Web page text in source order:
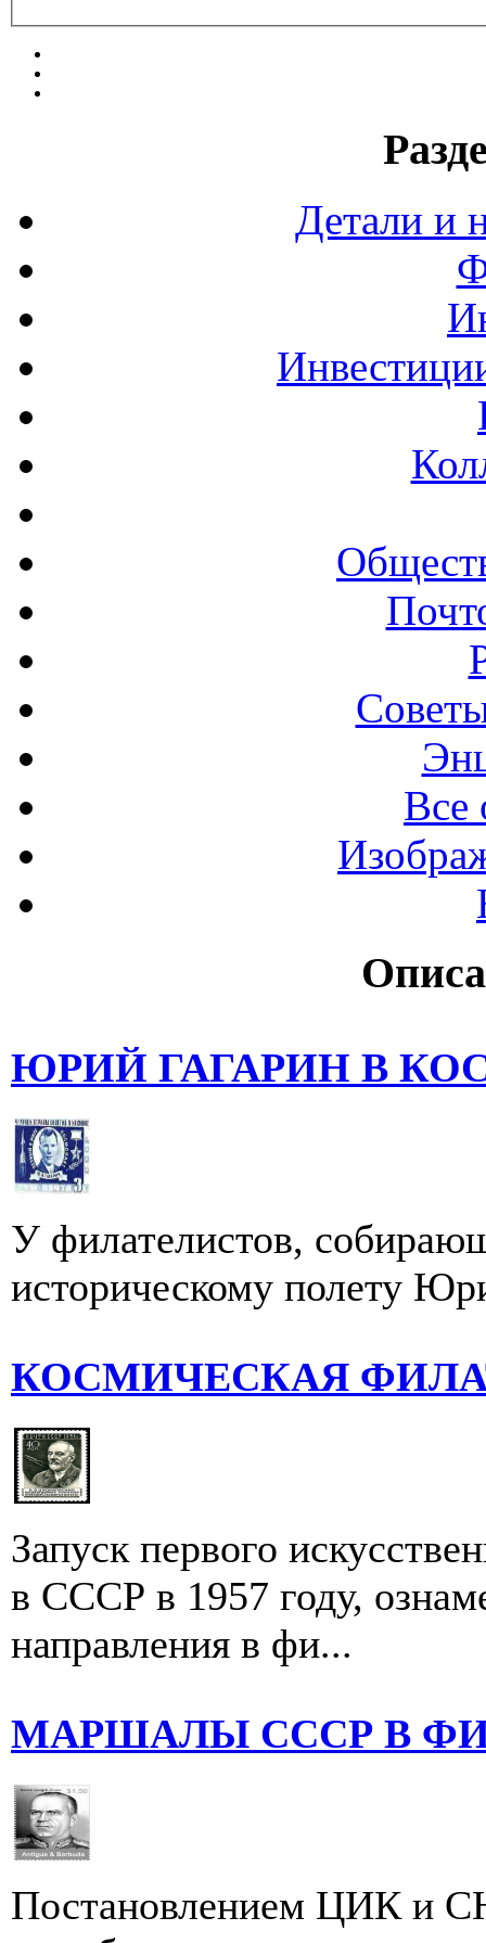
Детали и
Все
ЮРИЙ ГАГАРИН В
У филателистов,
историческому полету
КОСМИЧЕСКАЯ
Запуск первого
в СССР в 1957 году,
направления в фи...
МАРШАЛЫ СССР В
Постановлением ЦИК и